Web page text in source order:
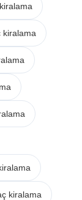
kiralama
kiralama